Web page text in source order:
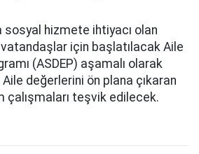
sosyal hizmete ihtiyacı olan
için başlatılacak Aile
(ASDEP) aşamalı olarak
değerlerini ön plana çıkaran
çalışmaları teşvik edilecek.